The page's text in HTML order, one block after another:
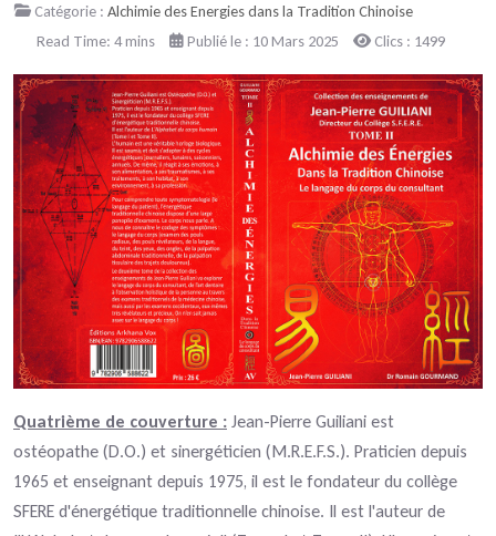
Catégorie : Alchimie des Energies dans la Tradition Chinoise
Read Time: 4 mins
Publié le : 10 Mars 2025 Clics : 1499
Quatrième de couverture : Jean-Pierre Guiliani est
ostéopathe (D.O.) et sinergéticien (M.R.E.F.S.). Praticien depuis
1965 et enseignant depuis 1975, il est le fondateur du collège
SFERE d'énergétique traditionnelle chinoise. Il est l'auteur de